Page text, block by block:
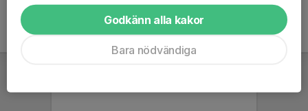
Godkänn alla kakor
Bara nödvändiga